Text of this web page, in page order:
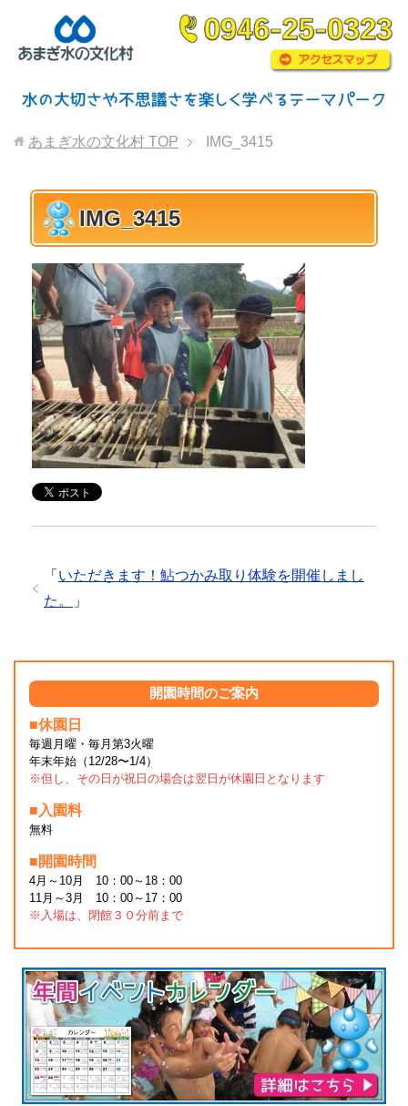
あまぎ水の文化村 TOP IMG_3415
IMG_3415
「 いただきます！鮎つかみ取り体験を開催しまし
た。
」
開園時間のご案内
■休園日
毎週月曜・毎月第3火曜
年末年始（12/28〜1/4）
※但し、その日が祝日の場合は翌日が休園日となります
■入園料
無料
■開園時間
4月～10月 10：00～18：00
11月～3月 10：00～17：00
※入場は、閉館３０分前まで